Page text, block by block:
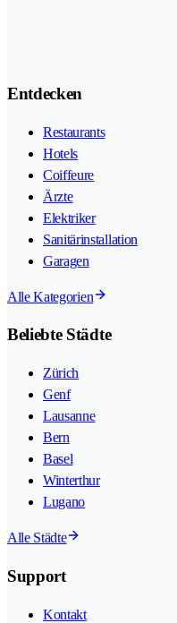
Entdecken
Restaurants
Hotels
Coiffeure
Ärzte
Elektriker
Sanitärinstallation
Garagen
Alle Kategorien
Beliebte Städte
Zürich
Genf
Lausanne
Bern
Basel
Winterthur
Lugano
Alle Städte
Support
Kontakt